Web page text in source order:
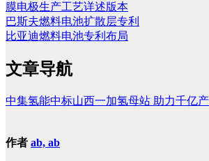
膜电极生产工艺详述版本
巴斯夫燃料电池扩散层专利
比亚迪燃料电池专利布局
文章导航
中集氢能中标山西一加氢母站 助力千亿
作者 ab, ab